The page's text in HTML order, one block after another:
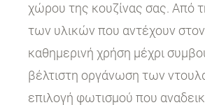
χώρου της κουζίνας σας. Από
των υλικών που αντέχουν στον
καθημερινή χρήση μέχρι
βέλτιστη οργάνωση των
επιλογή φωτισμού που